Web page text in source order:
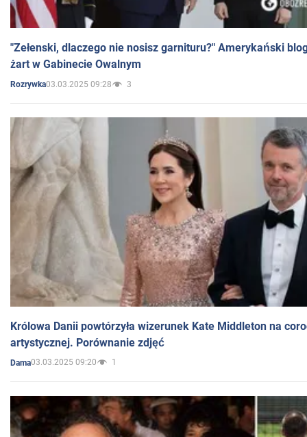
"Zełenski, dlaczego nie nosisz garnituru?" Amerykański
żart w Gabinecie Owalnym
Rozrywka03.03.2025 09:28 3
Królowa Danii powtórzyła wizerunek Kate Middleton na
artystycznej. Porównanie zdjęć
Dama03.03.2025 09:20 1